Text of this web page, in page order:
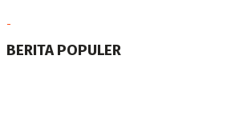
BERITA POPULER